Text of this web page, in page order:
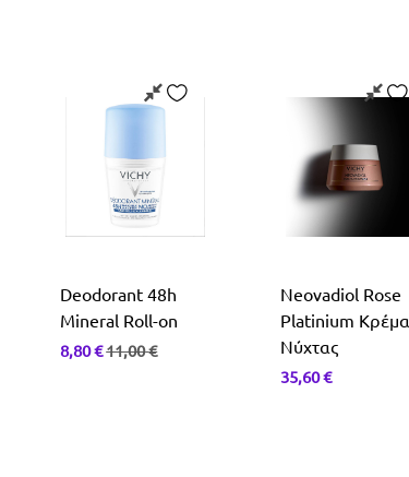
Deodorant 48h
Mineral Roll-on
8,80€11,00€
Neovadiol Rose
Platinium Κρέμα
Νύχτας
35,60€